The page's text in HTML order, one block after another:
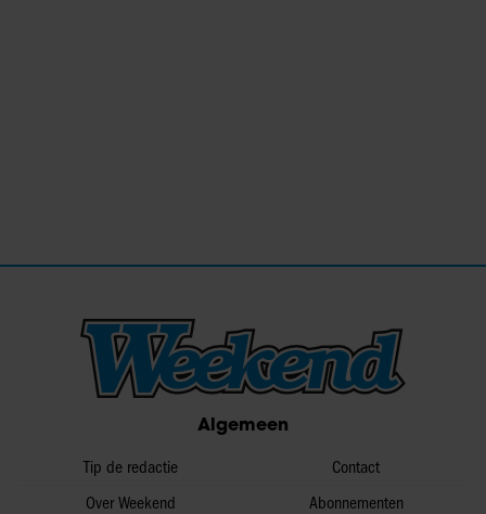
Algemeen
Tip de redactie
Over Weekend
Contact
Abonnementen